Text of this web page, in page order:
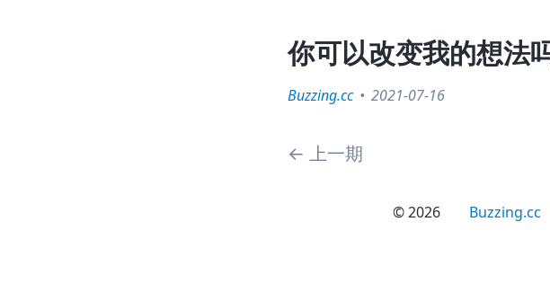
你可以改变我的想法
Buzzing.cc 2021-07-16
← 上一期
©2026 Buzzing.cc